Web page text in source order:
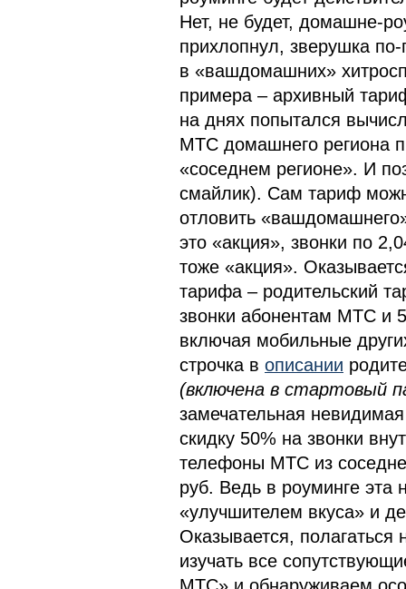
Нет, не будет, домашне-
прихлопнул, зверушка
в «вашдомашних»
примера – архивный
на днях попытался
МТС домашнего региона
«соседнем регионе». И
смайлик). Сам тариф
отловить
это «акция», звонки по
тоже «акция».
тарифа – родительский
звонки абонентам МТС и
включая мобильные
строчка в описании
(включена в стартовый
замечательная
скидку 50% на звонки
телефоны МТС из
руб. Ведь в роуминге эта
«улучшителем вкуса» и
Оказывается, полагаться
изучать все